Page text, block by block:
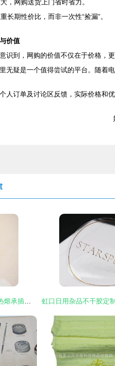
，网购送货上门省时省力。
重长期性价比，而非一次性“捡漏”。
价值
识到，网购的价值不仅在于价格，
无疑是一个值得尝试的平台。随着
人订单及讨论区反馈，实际价格和